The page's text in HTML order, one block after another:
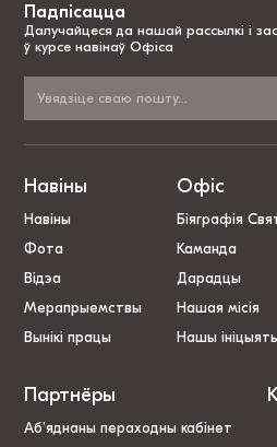
Падпісацца
Далучайцеся да нашай рассылкі і
ў курсе навінаў Офіса
Навіны
Навіны
Фота
Відэа
Мерапрыемствы
Вынікі працы
Офіс
Біяграфія
Каманда
Дарадцы
Нашая місія
Нашы
Партнёры
Аб’яднаны пераходны кабінет